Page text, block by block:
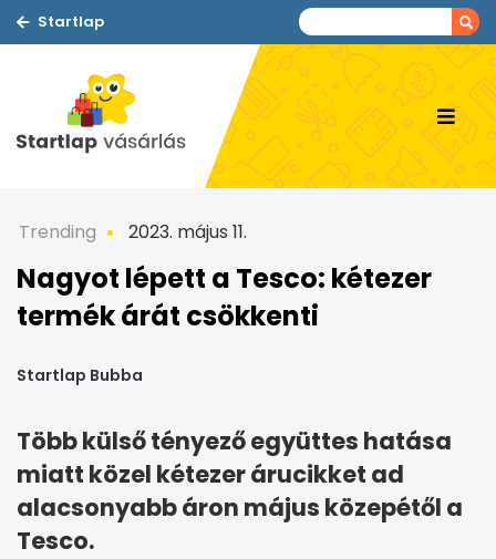
Startlap
Trending 2023. május 11.
Nagyot lépett a Tesco: kétezer
termék árát csökkenti
Startlap Bubba
Több külső tényező együttes hatása
miatt közel kétezer árucikket ad
alacsonyabb áron május közepétől a
Tesco.